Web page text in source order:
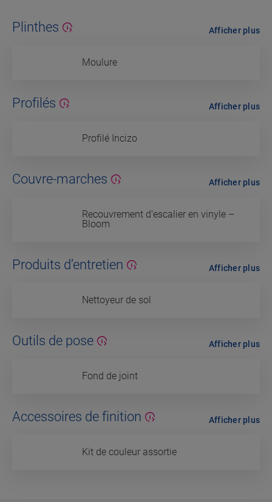
Plinthes
Moulure
Afficher plus
Profilés
Profilé Incizo
Afficher plus
Couvre-marches
Recouvrement d’escalier en vinyle –
Bloom
Afficher plus
Produits d’entretien
Nettoyeur de sol
Afficher plus
Outils de pose
Fond de joint
Afficher plus
Accessoires de finition
Kit de couleur assortie
Afficher plus